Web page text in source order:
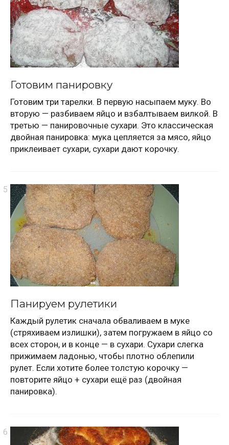
Готовим панировку
Готовим три тарелки. В первую насыпаем муку. Во
вторую — разбиваем яйцо и взбалтываем вилкой. В
третью — панировочные сухари. Это классическая
двойная панировка: мука цепляется за мясо, яйцо
приклеивает сухари, сухари дают корочку.
Панируем рулетики
Каждый рулетик сначала обваливаем в муке
(стряхиваем излишки), затем погружаем в яйцо со
всех сторон, и в конце — в сухари. Сухари слегка
прижимаем ладонью, чтобы плотно облепили
рулет. Если хотите более толстую корочку —
повторите яйцо + сухари ещё раз (двойная
панировка).